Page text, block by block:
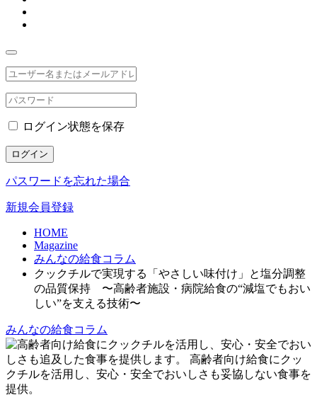
ログイン状態を保存
ログイン
パスワードを忘れた場合
新規会員登録
HOME
Magazine
みんなの給食コラム
クックチルで実現する「やさしい味付け」と塩分調整
の品質保持 〜高齢者施設・病院給食の“減塩でもおい
しい”を支える技術〜
みんなの給食コラム